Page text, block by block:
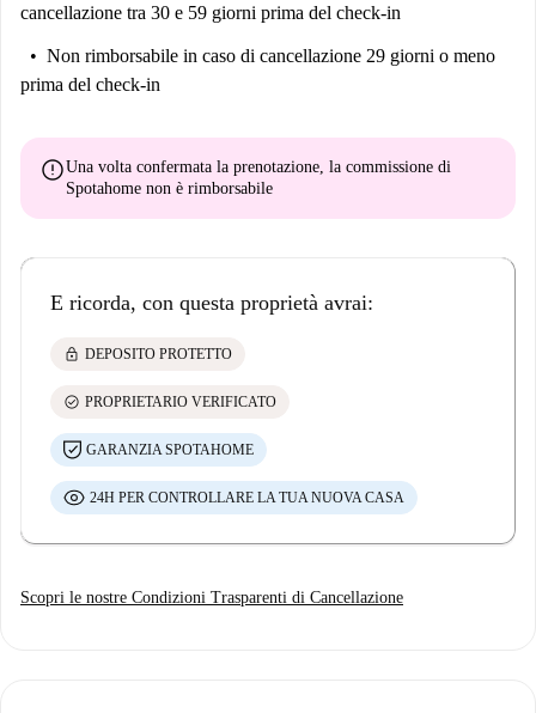
cancellazione tra 30 e 59 giorni prima del check-in
Non rimborsabile in caso di cancellazione 29 giorni o meno
prima del check-in
errorUna volta confermata la prenotazione, la commissione di
Spotahome non è rimborsabile
E ricorda, con questa proprietà avrai:
lock DEPOSITO PROTETTO
check_circle PROPRIETARIO VERIFICATO
GARANZIA SPOTAHOME
24H PER CONTROLLARE LA TUA NUOVA CASA
Scopri le nostre Condizioni Trasparenti di Cancellazione